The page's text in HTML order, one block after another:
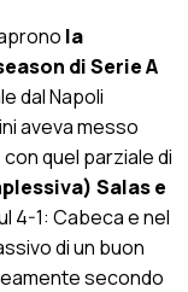
la
di Serie A
dal Napoli
aveva messo
quel parziale di
Salas e
4-1: Cabeca e nel
di un buon
secondo